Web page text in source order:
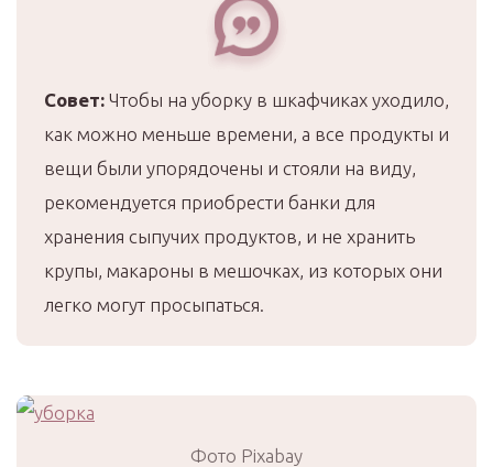
Совет: Чтобы на уборку в шкафчиках уходило,
как можно меньше времени, а все продукты и
вещи были упорядочены и стояли на виду,
рекомендуется приобрести банки для
хранения сыпучих продуктов, и не хранить
крупы, макароны в мешочках, из которых они
легко могут просыпаться.
Фото Pixabay